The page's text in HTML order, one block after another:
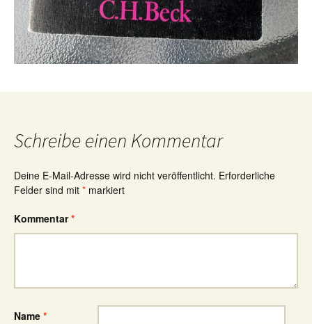
Schreibe einen Kommentar
Deine E-Mail-Adresse wird nicht veröffentlicht. Erforderliche
Felder sind mit * markiert
Kommentar*
Name *